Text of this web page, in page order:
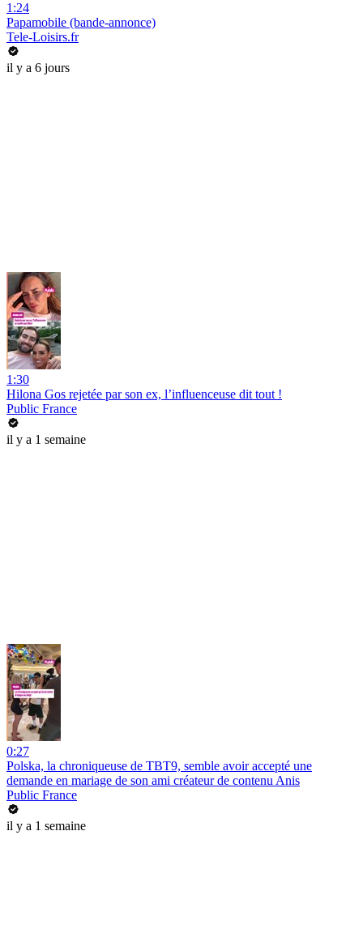
1:24
Papamobile (bande-annonce)
Tele-Loisirs.fr
il y a 6 jours
1:30
Hilona Gos rejetée par son ex, l’influenceuse dit tout !
Public France
il y a 1 semaine
0:27
Polska, la chroniqueuse de TBT9, semble avoir accepté une
demande en mariage de son ami créateur de contenu Anis
Public France
il y a 1 semaine